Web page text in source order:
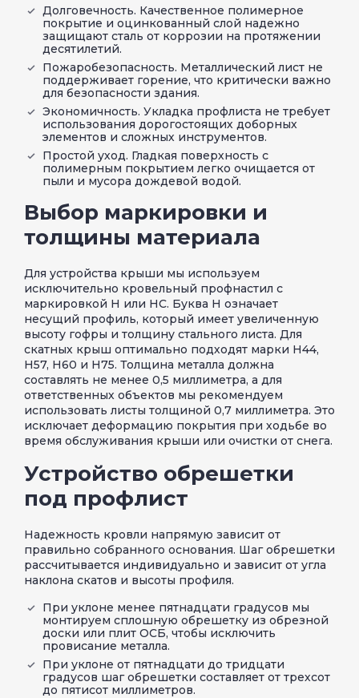
Долговечность. Качественное полимерное
покрытие и оцинкованный слой надежно
защищают сталь от коррозии на протяжении
десятилетий.
Пожаробезопасность. Металлический лист не
поддерживает горение, что критически важно
для безопасности здания.
Экономичность. Укладка профлиста не требует
использования дорогостоящих доборных
элементов и сложных инструментов.
Простой уход. Гладкая поверхность с
полимерным покрытием легко очищается от
пыли и мусора дождевой водой.
Выбор маркировки и
толщины материала
Для устройства крыши мы используем
исключительно кровельный профнастил с
маркировкой Н или НС. Буква Н означает
несущий профиль, который имеет увеличенную
высоту гофры и толщину стального листа. Для
скатных крыш оптимально подходят марки Н44,
Н57, Н60 и Н75. Толщина металла должна
составлять не менее 0,5 миллиметра, а для
ответственных объектов мы рекомендуем
использовать листы толщиной 0,7 миллиметра. Это
исключает деформацию покрытия при ходьбе во
время обслуживания крыши или очистки от снега.
Устройство обрешетки
под профлист
Надежность кровли напрямую зависит от
правильно собранного основания. Шаг обрешетки
рассчитывается индивидуально и зависит от угла
наклона скатов и высоты профиля.
При уклоне менее пятнадцати градусов мы
монтируем сплошную обрешетку из обрезной
доски или плит ОСБ, чтобы исключить
провисание металла.
При уклоне от пятнадцати до тридцати
градусов шаг обрешетки составляет от трехсот
до пятисот миллиметров.